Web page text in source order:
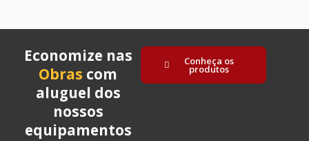
Economize nas
Obras com
aluguel dos
nossos
equipamentos
Conheça os
produtos